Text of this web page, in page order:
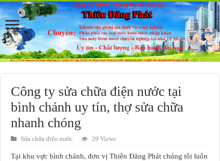
Công ty sửa chữa điện nước tại
bình chánh uy tín, thợ sửa chữa
nhanh chóng
Sửa chữa điện nước 29 Views
Tại khu vực bình chánh, đơn vị Thiên Đăng Phát chúng tôi luôn